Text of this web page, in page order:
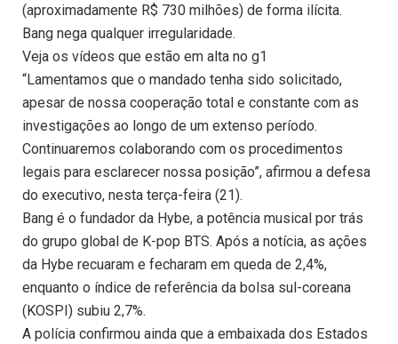
(aproximadamente R$ 730 milhões) de forma ilícita.
Bang nega qualquer irregularidade.
Veja os vídeos que estão em alta no g1
“Lamentamos que o mandado tenha sido solicitado,
apesar de nossa cooperação total e constante com as
investigações ao longo de um extenso período.
Continuaremos colaborando com os procedimentos
legais para esclarecer nossa posição”, afirmou a defesa
do executivo, nesta terça-feira (21).
Bang é o fundador da Hybe, a potência musical por trás
do grupo global de K-pop BTS. Após a notícia, as ações
da Hybe recuaram e fecharam em queda de 2,4%,
enquanto o índice de referência da bolsa sul-coreana
(KOSPI) subiu 2,7%.
A polícia confirmou ainda que a embaixada dos Estados